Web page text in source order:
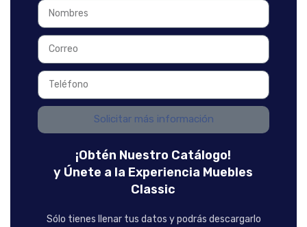
Solicitar más información
¡Obtén Nuestro Catálogo!
y Únete a la Experiencia Muebles
Classic
Sólo tienes llenar tus datos y podrás descargarlo